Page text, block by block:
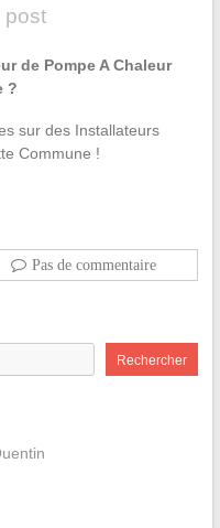
post
de Pompe A Chaleur
?
sur des Installateurs
Commune !
Pas de commentaire
Rechercher